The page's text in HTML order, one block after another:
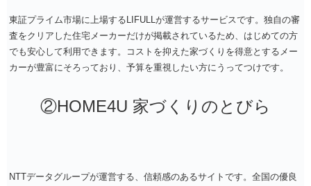
東証プライム市場に上場するLIFULLが運営するサービスです。独自の審
査をクリアした住宅メーカーだけが掲載されているため、はじめての方
でも安心して利用できます。コストを抑えた家づくりを得意とするメー
カーが豊富にそろっており、予算を重視したい方にうってつけです。
②HOME4U 家づくりのとびら
NTTデータグループが運営する、信頼感のあるサイトです。全国の優良